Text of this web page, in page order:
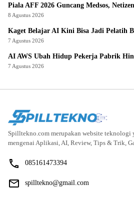
Piala AFF 2026 Guncang Medsos,
8 Agustus 2026
Kaget Belajar AI Kini Bisa Jadi Pelatih
7 Agustus 2026
AI AWS Ubah Hidup Pekerja Pabrik
7 Agustus 2026
Spilltekno.com merupakan website teknologi
mengenai Aplikasi, AI, Review, Tips & Trik,
085161473394
spilltekno@gmail.com